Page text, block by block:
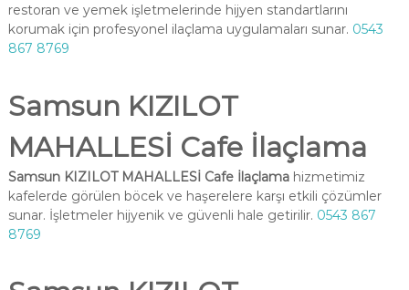
restoran ve yemek işletmelerinde hijyen standartlarını
korumak için profesyonel ilaçlama uygulamaları sunar. 0543
867 8769
Samsun KIZILOT
MAHALLESİ Cafe İlaçlama
Samsun KIZILOT MAHALLESİ Cafe İlaçlamahizmetimiz
kafelerde görülen böcek ve haşerelere karşı etkili çözümler
sunar. İşletmeler hijyenik ve güvenli hale getirilir. 0543 867
8769